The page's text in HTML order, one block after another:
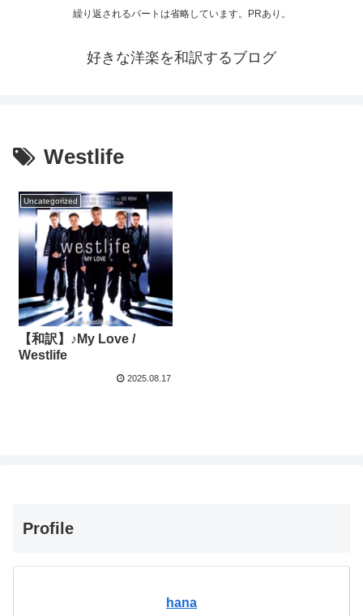
繰り返されるパートは省略しています。PRあり。
好きな洋楽を和訳するブログ
Westlife
Uncategorized
【和訳】♪My Love /
Westlife
2025.08.17
Profile
hana